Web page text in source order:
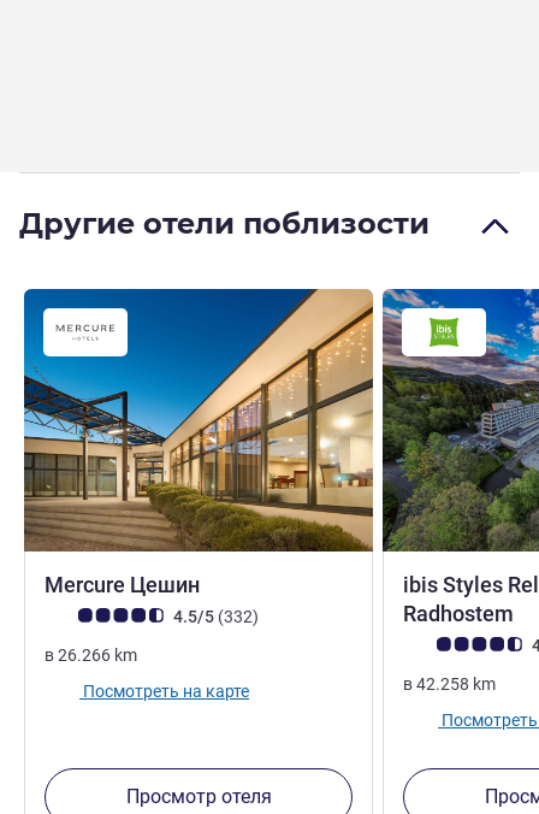
Другие отели поблизости
Mercure Цешин
Примечание: отзывы клиентов (Рейтинг ALL)
4.5/5 (332Отзывов
)
в26.266 km
Посмотреть на карте
Просмотр отеля
ibis Styles
Radhostem
Примечание:
в42.258 km
Посмотреть